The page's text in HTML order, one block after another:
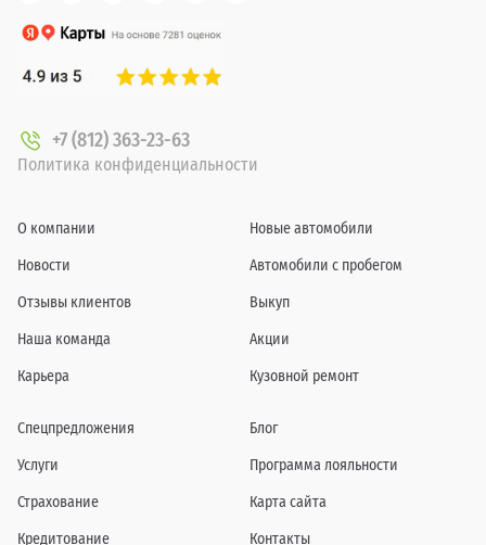
+7 (812) 363-23-63
Политика конфиденциальности
О компании
Новости
Отзывы клиентов
Наша команда
Карьера
Новые автомобили
Автомобили с пробегом
Выкуп
Акции
Кузовной ремонт
Спецпредложения
Услуги
Страхование
Кредитование
Блог
Программа лояльности
Карта сайта
Контакты